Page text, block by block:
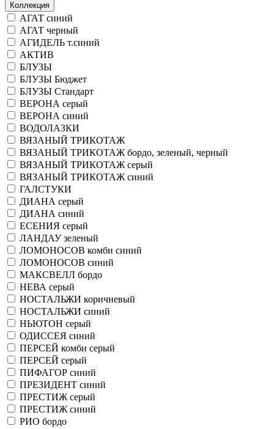
Коллекция
АГАТ синий
АГАТ черный
АГИДЕЛЬ т.синий
АКТИВ
БЛУЗЫ
БЛУЗЫ Бюджет
БЛУЗЫ Стандарт
ВЕРОНА серый
ВЕРОНА синий
ВОДОЛАЗКИ
ВЯЗАНЫЙ ТРИКОТАЖ
ВЯЗАНЫЙ ТРИКОТАЖ бордо, зеленый, черный
ВЯЗАНЫЙ ТРИКОТАЖ серый
ВЯЗАНЫЙ ТРИКОТАЖ синий
ГАЛСТУКИ
ДИАНА серый
ДИАНА синий
ЕСЕНИЯ серый
ЛАНДАУ зеленый
ЛОМОНОСОВ комби синий
ЛОМОНОСОВ синий
МАКСВЕЛЛ бордо
НЕВА серый
НОСТАЛЬЖИ коричневый
НОСТАЛЬЖИ синий
НЬЮТОН серый
ОДИССЕЯ синий
ПЕРСЕЙ комби серый
ПЕРСЕЙ серый
ПИФАГОР синий
ПРЕЗИДЕНТ синий
ПРЕСТИЖ серый
ПРЕСТИЖ синий
РИО бордо